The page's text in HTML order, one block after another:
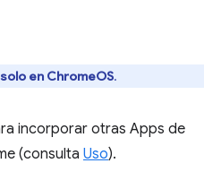
solo en ChromeOS.
incorporar otras Apps de
(consulta Uso).